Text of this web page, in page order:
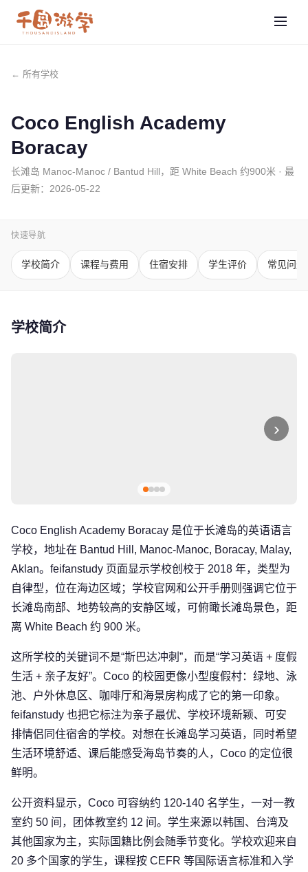
← 所有学校
Coco English Academy
Boracay
长滩岛 Manoc-Manoc / Bantud Hill，距 White Beach 约900米 · 最
后更新： 2026-05-22
快速导航
学校简介 课程与费用 住宿安排 学生评价 常见问题
学校简介
›
Coco English Academy Boracay 是位于长滩岛的英语语言
学校，地址在 Bantud Hill, Manoc-Manoc, Boracay, Malay,
Aklan。feifanstudy 页面显示学校创校于 2018 年，类型为
自律型，位在海边区域；学校官网和公开手册则强调它位于
长滩岛南部、地势较高的安静区域，可俯瞰长滩岛景色，距
离 White Beach 约 900 米。
这所学校的关键词不是“斯巴达冲刺”，而是“学习英语 + 度假
生活 + 亲子友好”。Coco 的校园更像小型度假村：绿地、泳
池、户外休息区、咖啡厅和海景房构成了它的第一印象。
feifanstudy 也把它标注为亲子最优、学校环境新颖、可安
排情侣同住宿舍的学校。对想在长滩岛学习英语，同时希望
生活环境舒适、课后能感受海岛节奏的人，Coco 的定位很
鲜明。
公开资料显示，Coco 可容纳约 120-140 名学生，一对一教
室约 50 间，团体教室约 12 间。学生来源以韩国、台湾及
其他国家为主，实际国籍比例会随季节变化。学校欢迎来自
20 多个国家的学生，课程按 CEFR 等国际语言标准和入学